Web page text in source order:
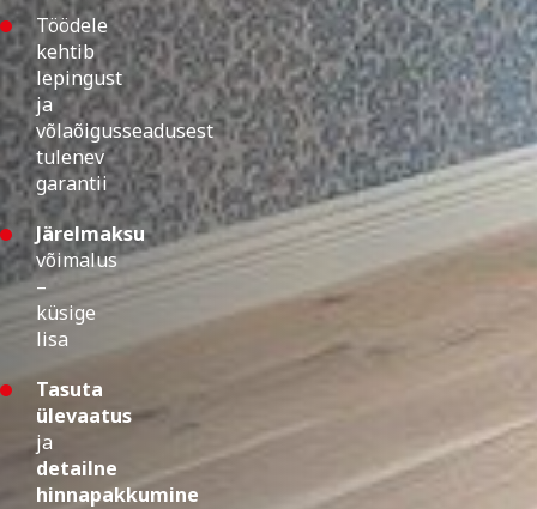
Töödele
kehtib
lepingust
ja
võlaõigusseadusest
tulenev
garantii
Järelmaksu
võimalus
–
küsige
lisa
Tasuta
ülevaatus
ja
detailne
hinnapakkumine